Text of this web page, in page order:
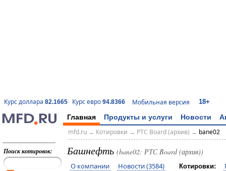
Курс доллара 82.1665 Курс евро 94.8366 Мобильная версия 18+
Главная Продукты и услуги Новости
Поиск котировок:
mfd.ru→ Котировки → РТС Board (архив) → bane02
Башнефть (bane02: РТС Board (архив))
О компании Новости (3584) Котировки: